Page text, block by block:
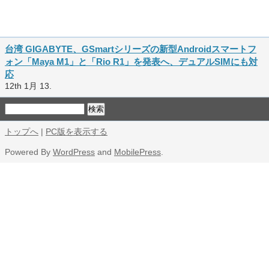
台湾 GIGABYTE、GSmartシリーズの新型Androidスマートフ
ォン「Maya M1」と「Rio R1」を発表へ、デュアルSIMにも対
応
12th 1月 13.
トップへ | PC版を表示する
Powered By WordPress and MobilePress